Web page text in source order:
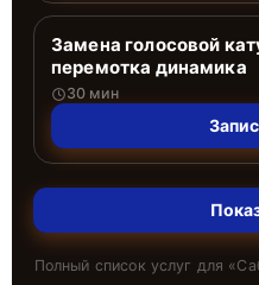
Замена голосовой
перемотка динамика
30 мин
Полный список услуг для «